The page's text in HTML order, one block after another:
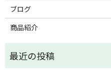
ブログ
商品紹介